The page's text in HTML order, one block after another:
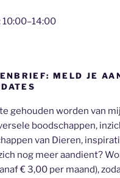
MELD JE
gehouden worden van
boodschappen,
van Dieren,
nog meer aandient?
€ 3,00 per maand),